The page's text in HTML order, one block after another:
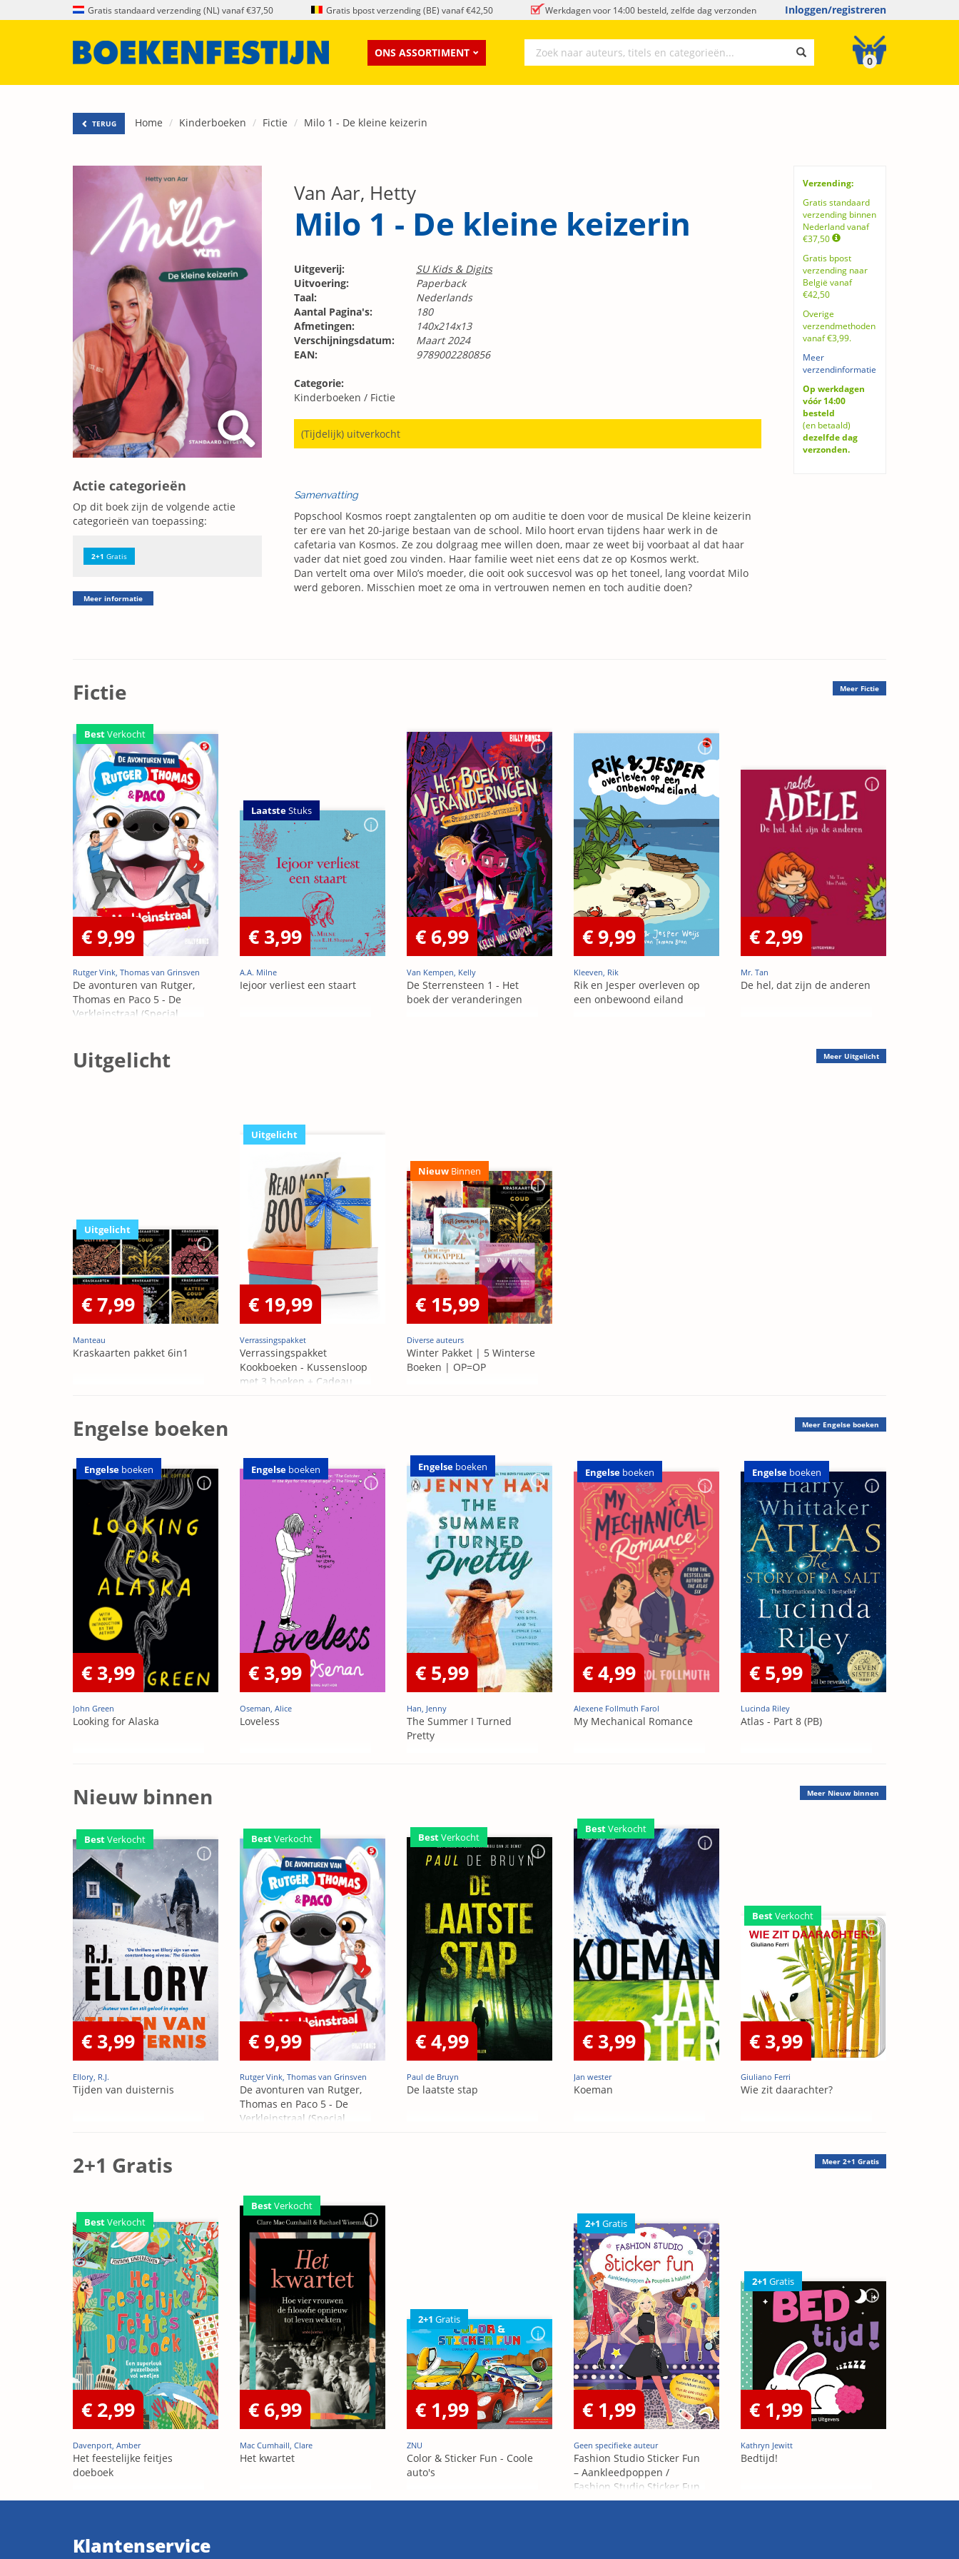
Gratis standaard verzending (NL) vanaf €37,50 Gratis bpost verzending (BE) vanaf €42,50 Werkdagen voor 14:00 besteld, zelfde dag verzonden Inloggen/registreren
ONS ASSORTIMENT
0
TERUG Home Kinderboeken Fictie Milo 1 - De kleine keizerin
Actie categorieën
Op dit boek zijn de volgende actie
categorieën van toepassing:
2+1 Gratis
Meer informatie
Verzending:
Gratis standaard
verzending binnen
Nederland vanaf
€37,50
Gratis bpost
verzending naar
België vanaf
€42,50
Overige
verzendmethoden
vanaf €3,99.
Meer
verzendinformatie
Op werkdagen
vóór 14:00
besteld
(en betaald)
dezelfde dag
verzonden.
Van Aar, Hetty
Milo 1 - De kleine keizerin
Uitgeverij:
SU Kids & Digits
Uitvoering:
Paperback
Taal:
Nederlands
Aantal Pagina's:
180
Afmetingen:
140x214x13
Verschijningsdatum:
Maart 2024
EAN:
9789002280856
Categorie:
Kinderboeken / Fictie
(Tijdelijk) uitverkocht
Samenvatting
Popschool Kosmos roept zangtalenten op om auditie te doen voor de musical De kleine keizerin
ter ere van het 20-jarige bestaan van de school. Milo hoort ervan tijdens haar werk in de
cafetaria van Kosmos. Ze zou dolgraag mee willen doen, maar ze weet bij voorbaat al dat haar
vader dat niet goed zou vinden. Haar familie weet niet eens dat ze op Kosmos werkt.
Dan vertelt oma over Milo’s moeder, die ooit ook succesvol was op het toneel, lang voordat Milo
werd geboren. Misschien moet ze oma in vertrouwen nemen en toch auditie doen?
Fictie Meer Fictie
BestVerkocht
€ 9,99
Rutger Vink, Thomas van Grinsven
De avonturen van Rutger,
Thomas en Paco 5 - De
Verkleinstraal (Special
LaatsteStuks
€ 3,99
A.A. Milne
Iejoor verliest een staart
€ 6,99
Van Kempen, Kelly
De Sterrensteen 1 - Het
boek der veranderingen
€ 9,99
Kleeven, Rik
Rik en Jesper overleven op
een onbewoond eiland
€ 2,99
Mr. Tan
De hel, dat zijn de anderen
Uitgelicht Meer Uitgelicht
Uitgelicht
€ 7,99
Manteau
Kraskaarten pakket 6in1
Uitgelicht
€ 19,99
Verrassingspakket
Verrassingspakket
Kookboeken - Kussensloop
met 3 boeken + Cadeau
Nieuw Binnen
€ 15,99
Diverse auteurs
Winter Pakket | 5 Winterse
Boeken | OP=OP
Engelse boeken Meer Engelse boeken
Engelse boeken
€ 3,99
John Green
Looking for Alaska
Engelse boeken
€ 3,99
Oseman, Alice
Loveless
Engelse boeken
€ 5,99
Han, Jenny
The Summer I Turned
Pretty
Engelse boeken
€ 4,99
Alexene Follmuth Farol
My Mechanical Romance
Engelse boeken
€ 5,99
Lucinda Riley
Atlas - Part 8 (PB)
Nieuw binnen Meer Nieuw binnen
BestVerkocht
€ 3,99
Ellory, R.J.
Tijden van duisternis
BestVerkocht
€ 9,99
Rutger Vink, Thomas van Grinsven
De avonturen van Rutger,
Thomas en Paco 5 - De
Verkleinstraal (Special
BestVerkocht
€ 4,99
Paul de Bruyn
De laatste stap
BestVerkocht
€ 3,99
Jan wester
Koeman
BestVerkocht
€ 3,99
Giuliano Ferri
Wie zit daarachter?
2+1 Gratis Meer 2+1 Gratis
BestVerkocht
€ 2,99
Davenport, Amber
Het feestelijke feitjes
doeboek
BestVerkocht
€ 6,99
Mac Cumhaill, Clare
Het kwartet
2+1 Gratis
€ 1,99
ZNU
Color & Sticker Fun - Coole
auto's
2+1 Gratis
€ 1,99
Geen specifieke auteur
Fashion Studio Sticker Fun
– Aankleedpoppen /
Fashion Studio Sticker Fun
– Poupées Á habiller
2+1 Gratis
€ 1,99
Kathryn Jewitt
Bedtijd!
Klantenservice